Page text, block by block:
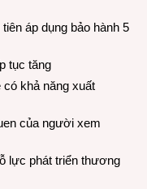
áp dụng bảo hành 5
tục tăng
khả năng xuất
của người xem
lực phát triển thương